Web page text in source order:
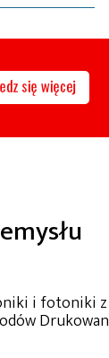
i fotoniki z